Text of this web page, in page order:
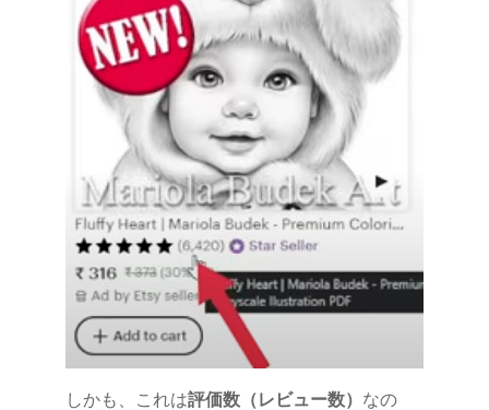
しかも、これは評価数（レビュー数） なの